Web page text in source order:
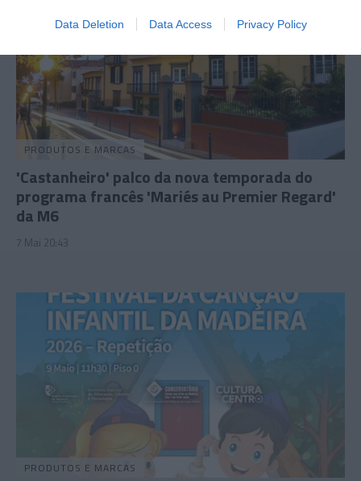
Data Deletion Data Access Privacy Policy
PRODUTOS E MARCAS
'Castanheiro' palco da nova temporada do
programa francês 'Mariés au Premier Regard'
da M6
7 Mai 20:43
PRODUTOS E MARCAS